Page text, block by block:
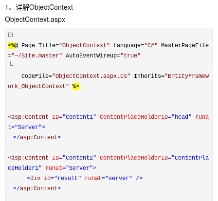
1、详解ObjectContext
ObjectContext.aspx
<%@ Page Title="ObjectContext" Language="C#" MasterPageFile
="~/Site.master" AutoEventWireup="true"
CodeFile="ObjectContext.aspx.cs" Inherits="EntityFramew
ork_ObjectContext" %>
<asp:Content ID="Content1" ContentPlaceHolderID="head" runa
t="Server">
</asp:Content>
<asp:Content ID="Content2" ContentPlaceHolderID="ContentPla
ceHolder1" runat="Server">
<div id="result" runat="server" />
</asp:Content>